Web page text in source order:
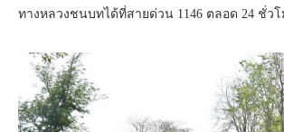
ทางหลวงชนบทได้ที่สายด่วน 1146 ตลอด 24 ชั่วโ